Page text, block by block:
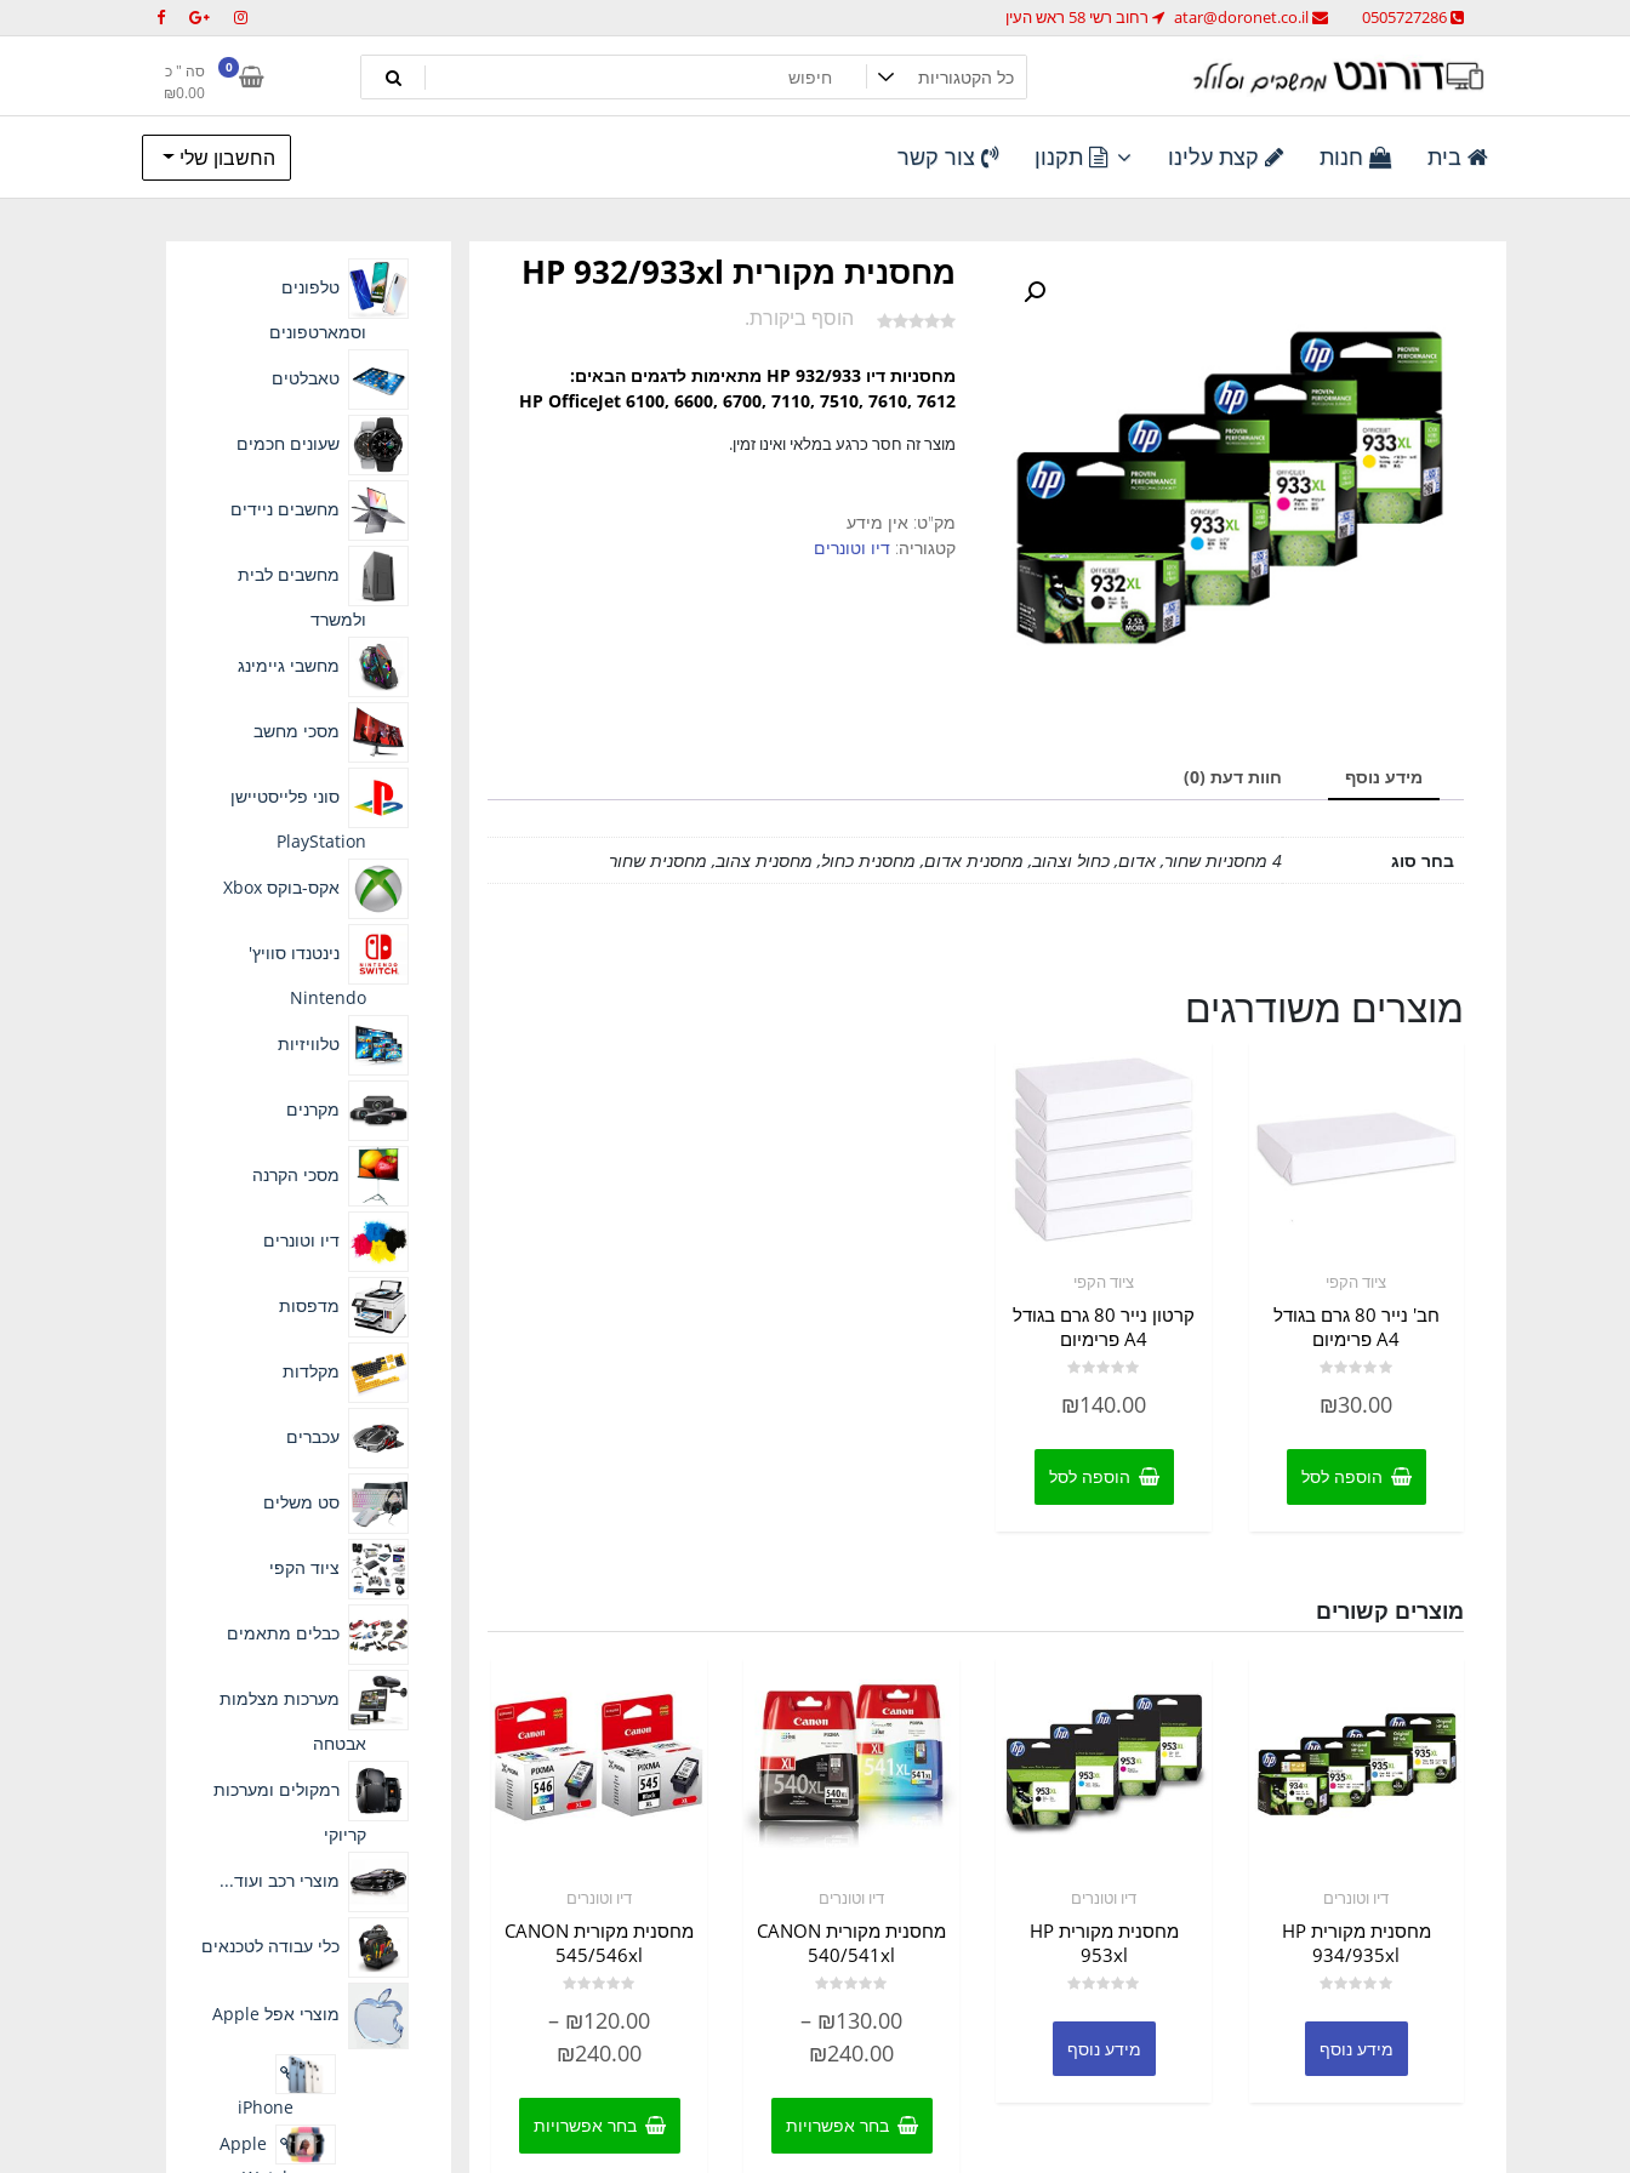
לתוכן
0505727286
atar@doronet.co.il רחוב רשי 58 ראש העין
דורונט מחשבים וסלולר
מחשבים וסלולר
0
סה " כ
₪0.00
בית חנות קצת עלינו תקנון צור קשר החשבון שלי
מחסנית מקורית HP 932/933xl
הוסף ביקורת.
מחסניות דיו HP 932/933 מתאימות לדגמים הבאים:
HP OfficeJet 6100, 6600, 6700, 7110, 7510, 7610, 7612
מוצר זה חסר כרגע במלאי ואינו זמין.
מק"ט: אין מידע
קטגוריה: דיו וטונרים
מידע נוסף חוות דעת (0)
בחר סוג 4 מחסניות שחור, אדום, כחול וצהוב, מחסנית אדום, מחסנית כחול, מחסנית צהוב, מחסנית שחור
מוצרים משודרגים
ציוד הקפי
חב' נייר 80 גרם בגודל
A4 פרימיום
0
₪30.00
הוספה לסל
ציוד הקפי
קרטון נייר 80 גרם בגודל
A4 פרימיום
0
₪140.00
הוספה לסל
מוצרים קשורים
דיו וטונרים
מחסנית מקורית HP
934/935xl
0
5
מידע נוסף
דיו וטונרים
מחסנית מקורית HP
953xl
0
5
מידע נוסף
דיו וטונרים
מחסנית מקורית CANON
540/541xl
0
5
₪130.00
–
₪240.00
טווח
עד
בחר אפשרויות
למוצר
דיו וטונרים
מחסנית מקורית CANON
545/546xl
0
5
₪120.00
–
₪240.00
טווח
עד
בחר אפשרויות
למוצר
טלפונים
וסמארטפונים
טאבלטים
שעונים חכמים
מחשבים ניידים
מחשבים לבית
ולמשרד
מחשבי גיימינג
מסכי מחשב
סוני פלייסטיישן
PlayStation
אקס-בוקס Xbox
נינטנדו סוויץ'
Nintendo
טלוויזיות
מקרנים
מסכי הקרנה
דיו וטונרים
מדפסות
מקלדות
עכברים
סט משלים
ציוד הקפי
כבלים מתאמים
מערכות מצלמות
אבטחה
רמקולים ומערכות
קריוקי
מוצרי רכב ועוד...
כלי עבודה לטכנאים
מוצרי אפל Apple
iPhone
Apple